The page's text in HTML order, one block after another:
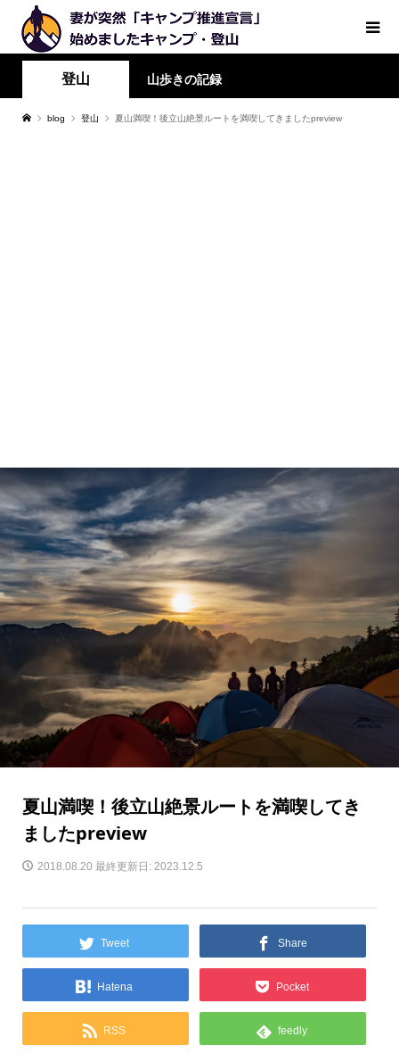
登山 山歩きの記録
blog 登山 夏山満喫！後立山絶景ルートを満喫してきましたpreview
夏山満喫！後立山絶景ルートを満喫してき
ましたpreview
2018.08.20 最終更新日: 2023.12.5
Tweet Share
Hatena Pocket
RSS feedly